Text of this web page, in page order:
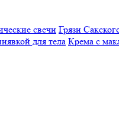
свечи Грязи
для тела Крема с